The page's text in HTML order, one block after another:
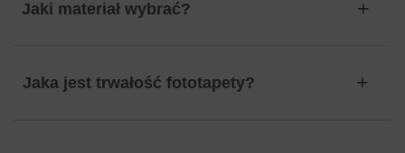
Jaki materiał wybrać?
Jaka jest trwałość fototapety?